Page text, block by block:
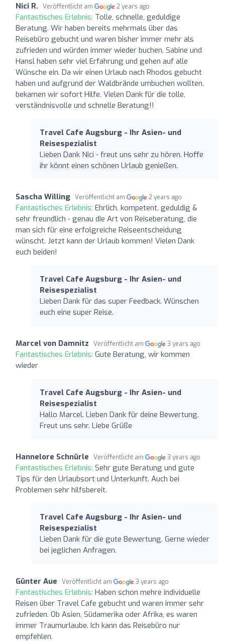
Nici R. Veröffentlicht am 2 years ago
Fantastisches Erlebnis: Tolle, schnelle, geduldige
Beratung. Wir haben bereits mehrmals über das
Reisebüro gebucht und waren bisher immer mehr als
zufrieden und würden immer wieder buchen. Sabine und
Hansl haben sehr viel Erfahrung und gehen auf alle
Wünsche ein. Da wir einen Urlaub nach Rhodos gebucht
haben und aufgrund der Waldbrände umbuchen wollten,
bekamen wir sofort Hilfe. Vielen Dank für die tolle,
verständnisvolle und schnelle Beratung!!
Travel Cafe Augsburg - Ihr Asien- und
Reisespezialist
Lieben Dank Nici - freut uns sehr zu hören. Hoffe
ihr könnt einen schönen Urlaub genießen.
Sascha Willing Veröffentlicht am 2 years ago
Fantastisches Erlebnis: Ehrlich, kompetent, geduldig &
sehr freundlich - genau die Art von Reiseberatung, die
man sich für eine erfolgreiche Reiseentscheidung
wünscht. Jetzt kann der Urlaub kommen! Vielen Dank
euch beiden!
Travel Cafe Augsburg - Ihr Asien- und
Reisespezialist
Lieben Dank für das super Feedback. Wünschen
euch eine super Reise.
Marcel von Damnitz Veröffentlicht am 3 years ago
Fantastisches Erlebnis: Gute Beratung, wir kommen
wieder
Travel Cafe Augsburg - Ihr Asien- und
Reisespezialist
Hallo Marcel. Lieben Dank für deine Bewertung.
Freut uns sehr. Liebe Grüße
Hannelore Schnürle Veröffentlicht am 3 years ago
Fantastisches Erlebnis: Sehr gute Beratung und gute
Tips für den Urlaubsort und Unterkunft. Auch bei
Problemen sehr hilfsbereit.
Travel Cafe Augsburg - Ihr Asien- und
Reisespezialist
Lieben Dank für die gute Bewertung. Gerne wieder
bei jeglichen Anfragen.
Günter Aue Veröffentlicht am 3 years ago
Fantastisches Erlebnis: Haben schon mehre individuelle
Reisen über Travel Cafe gebucht und waren immer sehr
zufrieden. Ob Asien, Südamerika oder Afrika, es waren
immer Traumurlaube. Ich kann das Reisebüro nur
empfehlen.